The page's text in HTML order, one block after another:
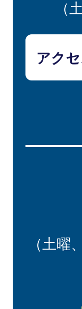
（
アク
（土曜